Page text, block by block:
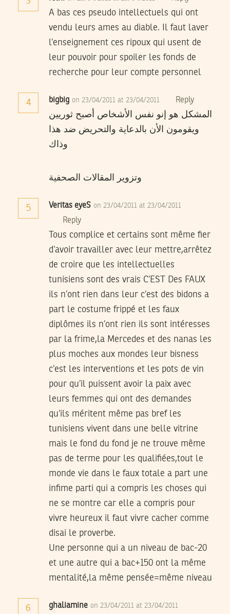
A bas ces pseudo intellectuels qui ont
vendu leurs ames au diable. Il faut laver
l’enseignement ces ripoux qui usent de
leur pouvoir pour spoiler les fonds de
recherche pour leur compte personnel
4 bigbig on 23/04/2011 at 23/04/2011 Reply
المشكل هو إنو نفس الأشخاص أصبح ثوريين
ويقومون الأن بالدعاية والتحريض ضد هذا
وذاك
وتزوير المقالات الصحفية
5 Veritas eyeS on 23/04/2011 at 23/04/2011
Reply
Tous complice et certains sont même fier
d’avoir travailler avec leur mettre,arrêtez
de croire que les intellectuelles
tunisiens sont des vrais C’EST Des FAUX
ils n’ont rien dans leur c’est des bidons a
part le costume frippé et les faux
diplômes ils n’ont rien ils sont intéresses
par la frime,la Mercedes et des nanas les
plus moches aux mondes leur bisness
c’est les interventions et les pots de vin
pour qu’il puissent avoir la paix avec
leurs femmes qui ont des demandes
qu’ils méritent même pas bref les
tunisiens vivent dans une belle vitrine
mais le fond du fond je ne trouve même
pas de terme pour les qualifiées,tout le
monde vie dans le faux totale a part une
infime parti qui a compris les choses qui
ne se montre car elle a compris pour
vivre heureux il faut vivre cacher comme
disai le proverbe.
Une personne qui a un niveau de bac-20
et une autre qui a bac+150 ont la même
mentalité,la même pensée=même niveau
6 ghaliamine on 23/04/2011 at 23/04/2011